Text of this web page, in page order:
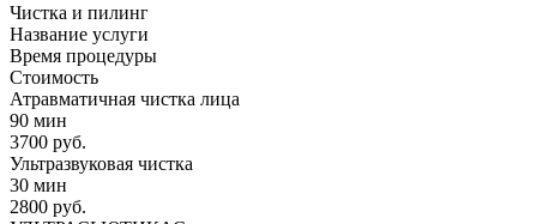
Чистка и пилинг
Название услуги
Время процедуры
Стоимость
Атравматичная чистка лица
90 мин
3700 руб.
Ультразвуковая чистка
30 мин
2800 руб.